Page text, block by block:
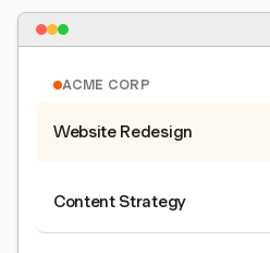
ACME CORP
Website Redesign
Content Strategy